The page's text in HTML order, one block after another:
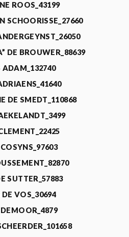
ROOS_43199
SCHOORISSE_27660
DE BROUWER_88639
ADAM_132740
DE SMEDT_110868
SUTTER_57883
DE VOS_30694